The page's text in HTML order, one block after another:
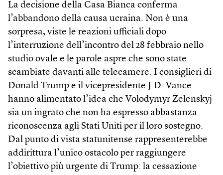
La decisione della Casa Bianca conferma
l’abbandono della causa ucraina. Non è una
sorpresa, viste le reazioni ufficiali dopo
l’interruzione dell’incontro del 28 febbraio nello
studio ovale e le parole aspre che sono state
scambiate davanti alle telecamere. I consiglieri di
Donald Trump e il vicepresidente J.D. Vance
hanno alimentato l’idea che Volodymyr Zelenskyj
sia un ingrato che non ha espresso abbastanza
riconoscenza agli Stati Uniti per il loro sostegno.
Dal punto di vista statunitense rappresenterebbe
addirittura l’unico ostacolo per raggiungere
l’obiettivo più urgente di Trump: la cessazione